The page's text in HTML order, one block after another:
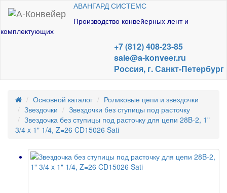
АВАНГАРД СИСТЕМС
Производство конвейерных лент и
комплектующих
+7 (812) 408-23-85
sale@a-konveer.ru
Россия, г. Санкт-Петербург
Основной каталог
Роликовые цепи и звездочки
Звездочки
Звездочки без ступицы под расточку
Звездочка без ступицы под расточку для цепи 28B-2, 1"
3/4 x 1" 1/4, Z=26 CD15026 Sati